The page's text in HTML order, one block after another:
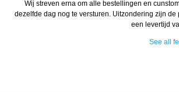
Wij streven erna om alle bestellingen en
dezelfde dag nog te versturen. Uitzondering zijn
een levertijd
See all